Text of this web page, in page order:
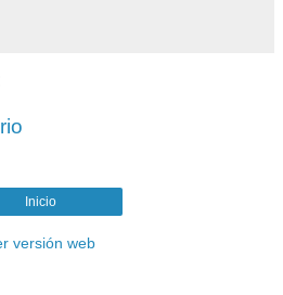
Inicio
versión web